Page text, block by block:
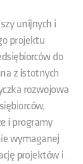
unijnych i
projektu
do
z istotnych
rozwojowa
i programy
wymaganej
projektów i